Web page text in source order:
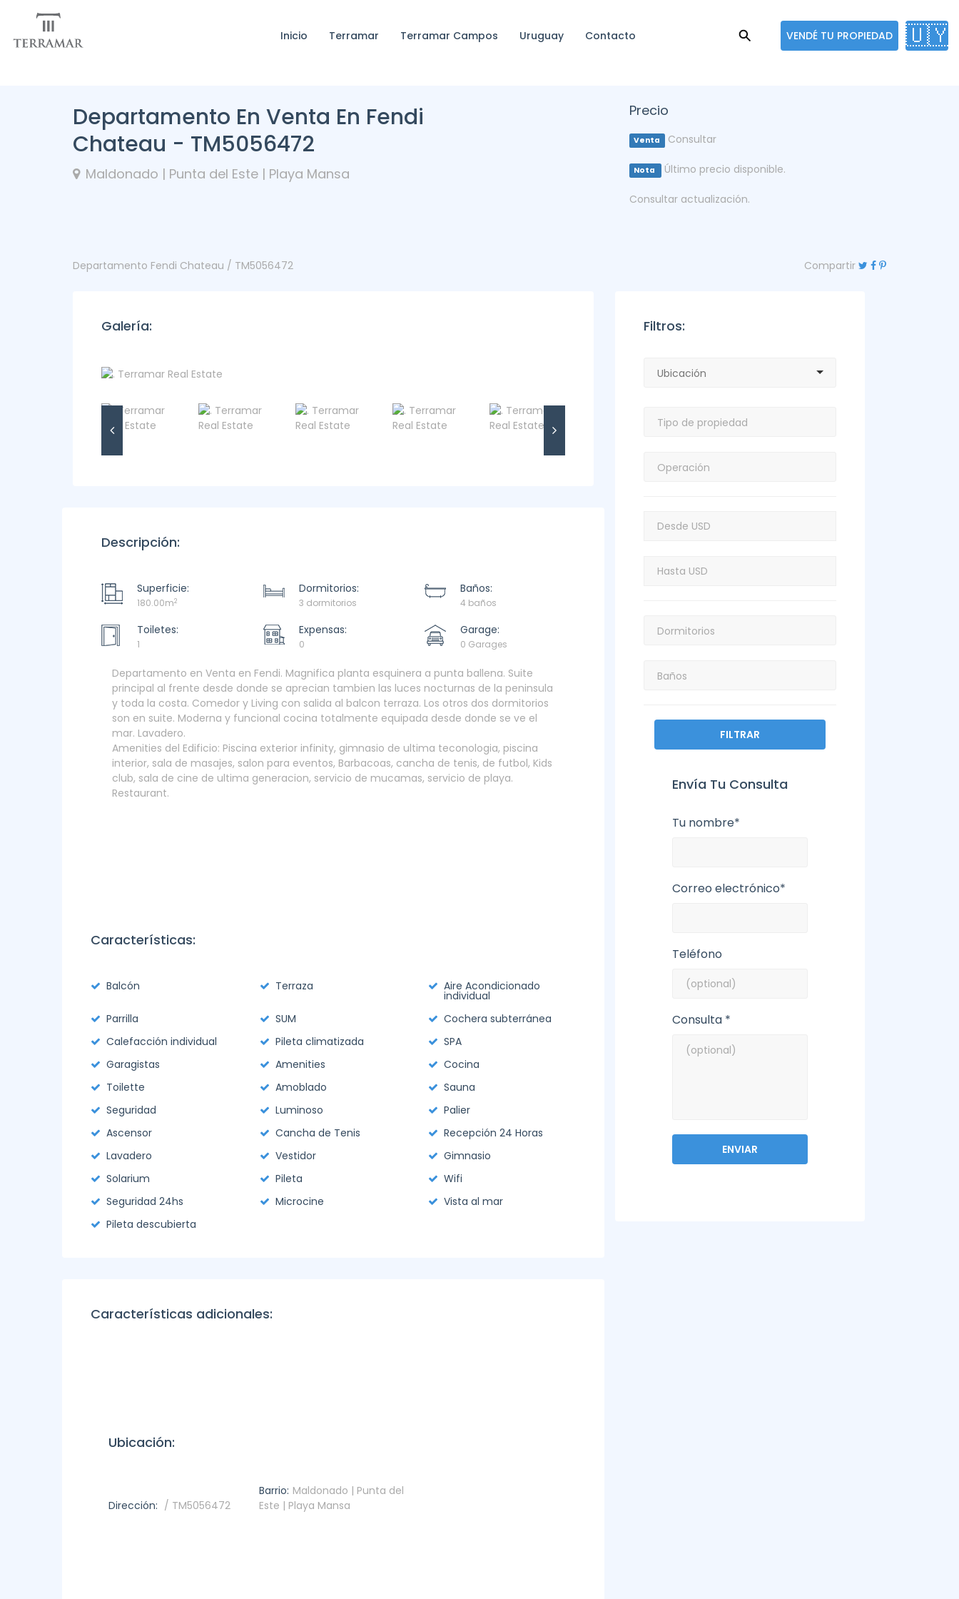
Inicio Terramar Terramar Campos Uruguay Contacto VENDÉ TU PROPIEDAD 🇺🇾
Departamento En Venta En Fendi
Chateau - TM5056472
Maldonado | Punta del Este | Playa Mansa
Precio
Venta Consultar
Nota Último precio disponible.
Consultar actualización.
Departamento Fendi Chateau / TM5056472 Compartir
Galería:
Descripción:
Superficie:
180.00m2
Dormitorios:
3 dormitorios
Baños:
4 baños
Toiletes:
1
Expensas:
0
Garage:
0 Garages
Departamento en Venta en Fendi. Magnifica planta esquinera a punta ballena. Suite
principal al frente desde donde se aprecian tambien las luces nocturnas de la peninsula
y toda la costa. Comedor y Living con salida al balcon terraza. Los otros dos dormitorios
son en suite. Moderna y funcional cocina totalmente equipada desde donde se ve el
mar. Lavadero.
Amenities del Edificio: Piscina exterior infinity, gimnasio de ultima teconologia, piscina
interior, sala de masajes, salon para eventos, Barbacoas, cancha de tenis, de futbol, Kids
club, sala de cine de ultima generacion, servicio de mucamas, servicio de playa.
Restaurant.
Características:
Balcón Terraza Aire Acondicionado
individual
Parrilla
SUM
Cochera subterránea
Calefacción individual
Pileta climatizada
SPA
Garagistas
Amenities
Cocina
Toilette
Amoblado
Sauna
Seguridad
Luminoso
Palier
Ascensor
Cancha de Tenis
Recepción 24 Horas
Lavadero
Vestidor
Gimnasio
Solarium
Pileta
Wifi
Seguridad 24hs
Microcine
Vista al mar
Pileta descubierta
Características adicionales:
Ubicación:
Dirección: / TM5056472
Barrio: Maldonado | Punta del
Este | Playa Mansa
Filtros:
FILTRAR
Envía Tu Consulta
Tu nombre*
Correo electrónico*
Teléfono
Consulta *